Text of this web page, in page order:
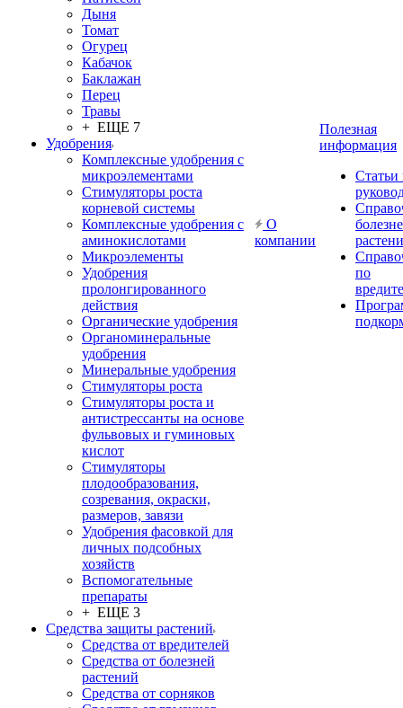
Дыня
Томат
Огурец
Кабачок
Баклажан
Перец
Травы
+ ЕЩЕ 7
Удобрения
Комплексные удобрения с
микроэлементами
Стимуляторы роста
корневой системы
Комплексные удобрения с
аминокислотами
Микроэлементы
Удобрения
пролонгированного
действия
Органические удобрения
Органоминеральные
удобрения
Минеральные удобрения
Стимуляторы роста
Стимуляторы роста и
антистрессанты на основе
фульвовых и гуминовых
кислот
Стимуляторы
плодообразования,
созревания, окраски,
размеров, завязи
Удобрения фасовкой для
личных подсобных
хозяйств
Вспомогательные
препараты
+ ЕЩЕ 3
Средства защиты растений
Средства от вредителей
Средства от болезней
растений
Средства от сорняков
О
компании
Полезная
информация
Статьи
по